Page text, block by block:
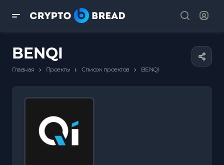
BENQI
Главная › Проекты › Список проектов › BENQI